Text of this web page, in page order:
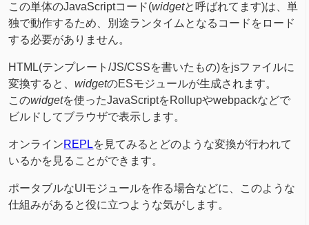
この単体のJavaScriptコード(widgetと呼ばれてます)は、単
独で動作するため、別途ランタイムとなるコードをロード
する必要がありません。
HTML(テンプレート/JS/CSSを書いたもの)をjsファイルに
変換すると、widgetのESモジュールが生成されます。
このwidgetを使ったJavaScriptをRollupやwebpackなどで
ビルドしてブラウザで表示します。
オンラインREPLを見てみるとどのような変換が行われて
いるかを見ることができます。
ポータブルなUIモジュールを作る場合などに、このような
仕組みがあると役に立つような気がします。